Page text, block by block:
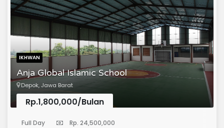
IKHWAN
Anja Global Islamic School
Depok, Jawa Barat
Rp.1,800,000/Bulan
Full Day Rp. 24,500,000